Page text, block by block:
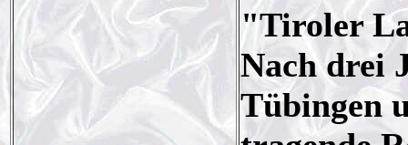
"Tiroler
Nach drei
Tübingen